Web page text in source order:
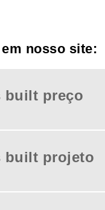
nosso site:
built preço
built projeto